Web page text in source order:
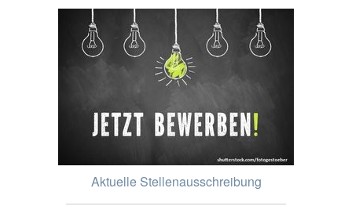
Aktuelle Stellenausschreibung